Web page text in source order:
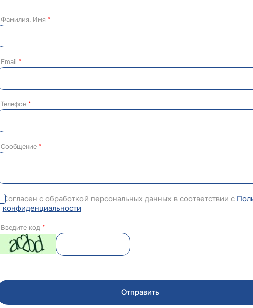
Фамилия, Имя *
Email *
Телефон *
Сообщение *
Согласен с обработкой персональных данных в соответствии с
конфиденциальности
Введите код *
Отправить